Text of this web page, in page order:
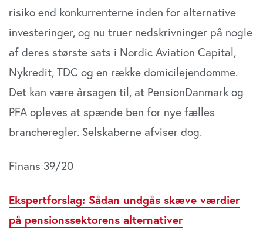
risiko end konkurrenterne inden for alternative
investeringer, og nu truer nedskrivninger på nogle
af deres største sats i Nordic Aviation Capital,
Nykredit, TDC og en række domicilejendomme.
Det kan være årsagen til, at PensionDanmark og
PFA opleves at spænde ben for nye fælles
brancheregler. Selskaberne afviser dog.
Finans 39/20
Ekspertforslag: Sådan undgås skæve værdier
på pensionssektorens alternativer